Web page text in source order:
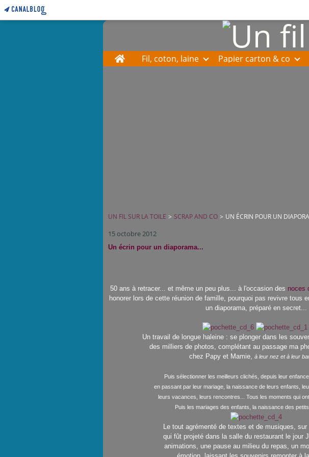
Home Fil, coton, laine Papier carton & co
UN FIL SUR LA TOILE > SCRAP AND CO > UN ÉCRIN POUR UN
15 octobre 2012
Un écrin pour un diaporama...
50 ans à retracer... et même un peu plus... à l'occasion des noces
honorer lors de cette réunion de famille, pourquoi pas revivre tous
un diaporama, préparé en secret...
Un travail de longue haleine : se plonger dans les
des milliers de photos, complétant au passage ma
chez Papy et Mamie, à leur nez et à leur
Puis sélectionner les meilleurs clichés, depuis leur
en passant par leur mariage, la naissance de leurs enfants,
leurs vacances, leurs rencontres... Tous les moments qui ont
Puis les mariages des enfants, la naissance des
Le tout agrémenté de textes et de musiques, sur
qui fût projeté dans la salle du restaurant le jour
animations, une pause au milieu du repas, un